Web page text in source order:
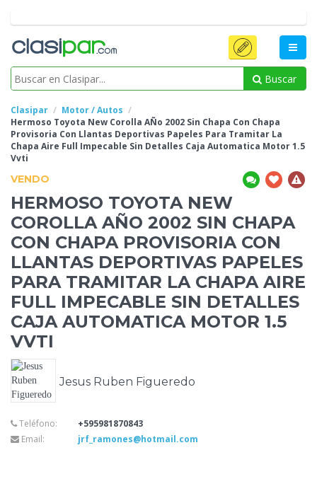
Buscar
Clasipar
Motor / Autos
Hermoso Toyota New Corolla AÑo 2002 Sin Chapa Con Chapa
Provisoria Con Llantas Deportivas Papeles Para Tramitar La
Chapa Aire Full Impecable Sin Detalles Caja Automatica Motor 1.5
Vvti
VENDO
HERMOSO TOYOTA NEW
COROLLA AÑO 2002 SIN CHAPA
CON CHAPA PROVISORIA CON
LLANTAS DEPORTIVAS PAPELES
PARA TRAMITAR LA CHAPA AIRE
FULL IMPECABLE SIN DETALLES
CAJA AUTOMATICA MOTOR 1.5
VVTI
Jesus Ruben Figueredo
Teléfono:
+595981870843
Email:
jrf_ramones@hotmail.com